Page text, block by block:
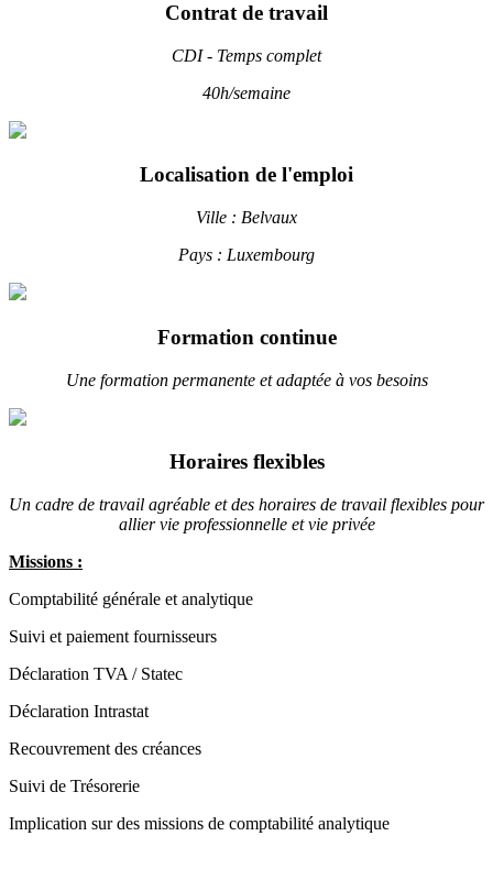
Contrat de travail
CDI - Temps complet
40h/semaine
Localisation de l'emploi
Ville : Belvaux
Pays : Luxembourg
Formation continue
Une formation permanente et adaptée à vos besoins
Horaires flexibles
Un cadre de travail agréable et des horaires de travail flexibles pour
allier vie professionnelle et vie privée
Missions :
Comptabilité générale et analytique
Suivi et paiement fournisseurs
Déclaration TVA / Statec
Déclaration Intrastat
Recouvrement des créances
Suivi de Trésorerie
Implication sur des missions de comptabilité analytique